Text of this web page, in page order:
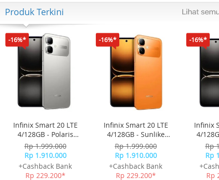
HEPA : EPA Filter
Deodorizing : NO
Filter Life : 1 Years
Power Source Max : 20 Watt
Power Source Med : -
Power Source Low : -
Stand By : -
Dimension : 190 (P) x 190 (L) x 330 (T)
Weight : 2 Kg
Produk Terkini
-16%*
Infinix Smart 20 LTE
4/128GB - Polaris
Titanium
Rp 1.999.000
Rp 1.910.000
+Cashback Bank
Rp 229.200*
-16%*
Infinix Smart 20 LTE
4/128GB - Sunlike
Orange
Rp 1.999.000
Rp 1.910.000
+Cashback Bank
Rp 229.200*
-16%*
Infinix
4/
Rp
Rp
Rp